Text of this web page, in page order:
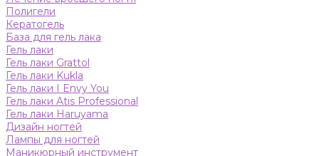
Полигели
Кератогель
База для гель лака
Гель лаки
Гель лаки Grattol
Гель лаки Kukla
Гель лаки I Envy You
Гель лаки Atis Professional
Гель лаки Haruyama
Дизайн ногтей
Лампы для ногтей
Маникюрный инструмент